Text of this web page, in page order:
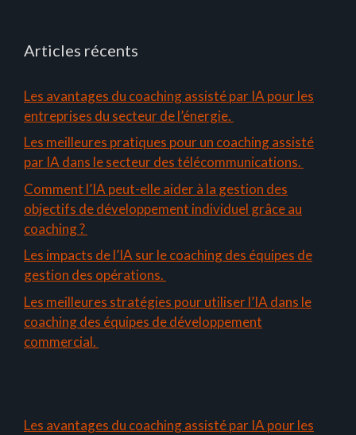
Articles récents
Les avantages du coaching assisté par IA pour les
entreprises du secteur de l’énergie.
Les meilleures pratiques pour un coaching assisté
par IA dans le secteur des télécommunications.
Comment l’IA peut-elle aider à la gestion des
objectifs de développement individuel grâce au
coaching ?
Les impacts de l’IA sur le coaching des équipes de
gestion des opérations.
Les meilleures stratégies pour utiliser l’IA dans le
coaching des équipes de développement
commercial.
Les avantages du coaching assisté par IA pour les